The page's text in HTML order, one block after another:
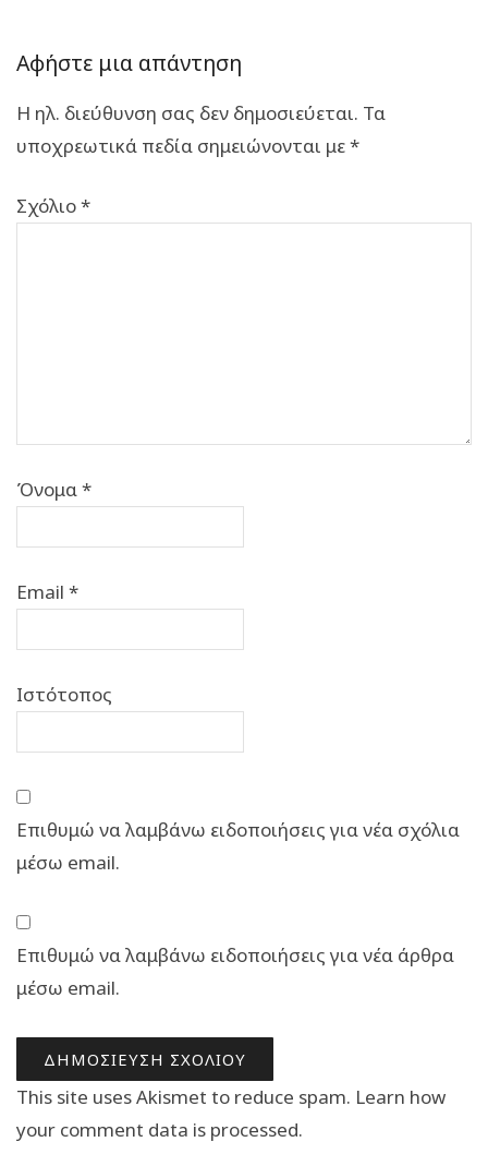
Αφήστε μια απάντηση
Η ηλ. διεύθυνση σας δεν δημοσιεύεται. Τα
υποχρεωτικά πεδία σημειώνονται με*
Σχόλιο*
Όνομα *
Email *
Ιστότοπος
Επιθυμώ να λαμβάνω ειδοποιήσεις για νέα σχόλια
μέσω email.
Επιθυμώ να λαμβάνω ειδοποιήσεις για νέα άρθρα
μέσω email.
This site uses Akismet to reduce spam. Learn how
your comment data is processed.